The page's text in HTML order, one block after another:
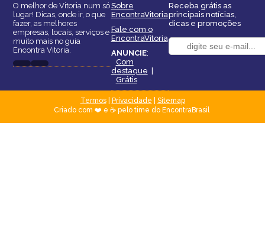
O melhor de Vitoria num só
lugar! Dicas, onde ir, o que
fazer, as melhores
empresas, locais, serviços e
muito mais no guia
Encontra Vitoria.
Sobre
EncontraVitoria
Fale com o
EncontraVitoria
ANUNCIE:
Com
destaque |
Grátis
Receba grátis as
principais notícias,
dicas e promoções
Termos| Privacidade
Sitemap
Criado com ❤️ e ☕ pelo time do EncontraBrasil